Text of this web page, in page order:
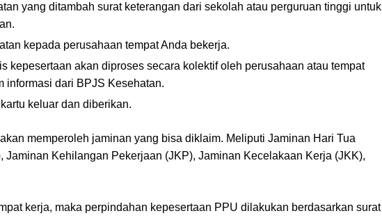
yang ditambah surat keterangan dari sekolah atau perguruan tinggi untuk
kepada perusahaan tempat Anda bekerja.
kepesertaan akan diproses secara kolektif oleh perusahaan atau tempat
informasi dari BPJS Kesehatan.
keluar dan diberikan.
memperoleh jaminan yang bisa diklaim. Meliputi Jaminan Hari Tua
Jaminan Kehilangan Pekerjaan (JKP), Jaminan Kecelakaan Kerja (JKK),
kerja, maka perpindahan kepesertaan PPU dilakukan berdasarkan surat